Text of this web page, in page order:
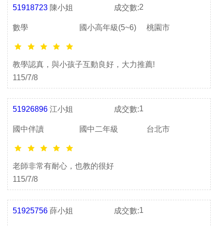
51918723 陳小姐 成交數:2
數學 國小高年級(5~6) 桃園市
教學認真，與小孩子互動良好，大力推薦!
115/7/8
51926896 江小姐 成交數:1
國中伴讀 國中二年級 台北市
老師非常有耐心，也教的很好
115/7/8
51925756 薛小姐 成交數:1